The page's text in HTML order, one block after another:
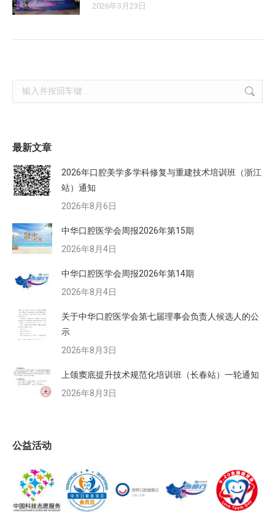
2026年3月23日
Search:
最新文章
2026年口腔美学多学科修复与重建技术培训班（浙江
站）通知
2026年8月6日
中华口腔医学会周报2026年第15期
2026年8月4日
中华口腔医学会周报2026年第14期
2026年8月4日
关于中华口腔医学会第七届理事会负责人候选人的公
示
2026年8月3日
上颌窦底提升技术规范化培训班（长春站）一轮通知
2026年8月3日
公益活动